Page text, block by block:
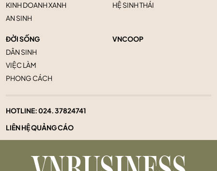
KINH DOANH XANH
AN SINH
HỆ SINH THÁI
ĐỜI SỐNG
DÂN SINH
VIỆC LÀM
PHONG CÁCH
VNCOOP
HOTLINE:024. 37824741
LIÊN HỆ QUẢNG CÁO